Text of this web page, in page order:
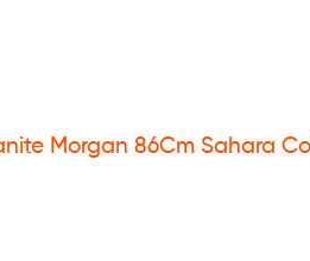
Morgan 86Cm Sahara